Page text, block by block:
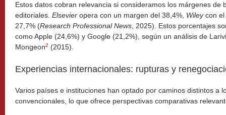
Estos datos cobran relevancia si consideramos los márgenes de
editoriales. Elsevier opera con un margen del 38,4%, Wileycon el
27,7% (Research Professional News , 2025). Estos porcentajes
como Apple (24,6%) y Google (21,2%), según un análisis de
Mongeon2 (2015).
Experiencias internacionales: rupturas y
Varios países e instituciones han optado por caminos distintos a
convencionales, lo que ofrece perspectivas comparativas